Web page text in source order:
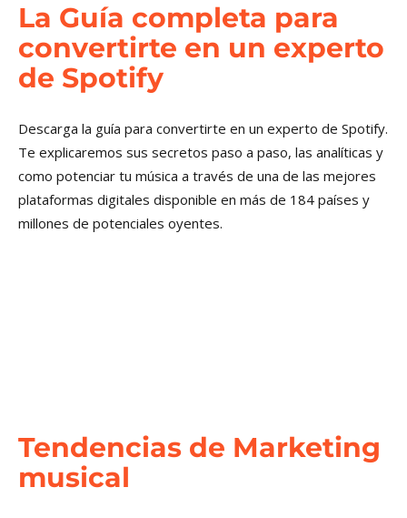
La Guía completa para
convertirte en un experto
de Spotify
Descarga la guía para convertirte en un experto de Spotify.
Te explicaremos sus secretos paso a paso, las analíticas y
como potenciar tu música a través de una de las mejores
plataformas digitales disponible en más de 184 países y
millones de potenciales oyentes.
Tendencias de Marketing
musical